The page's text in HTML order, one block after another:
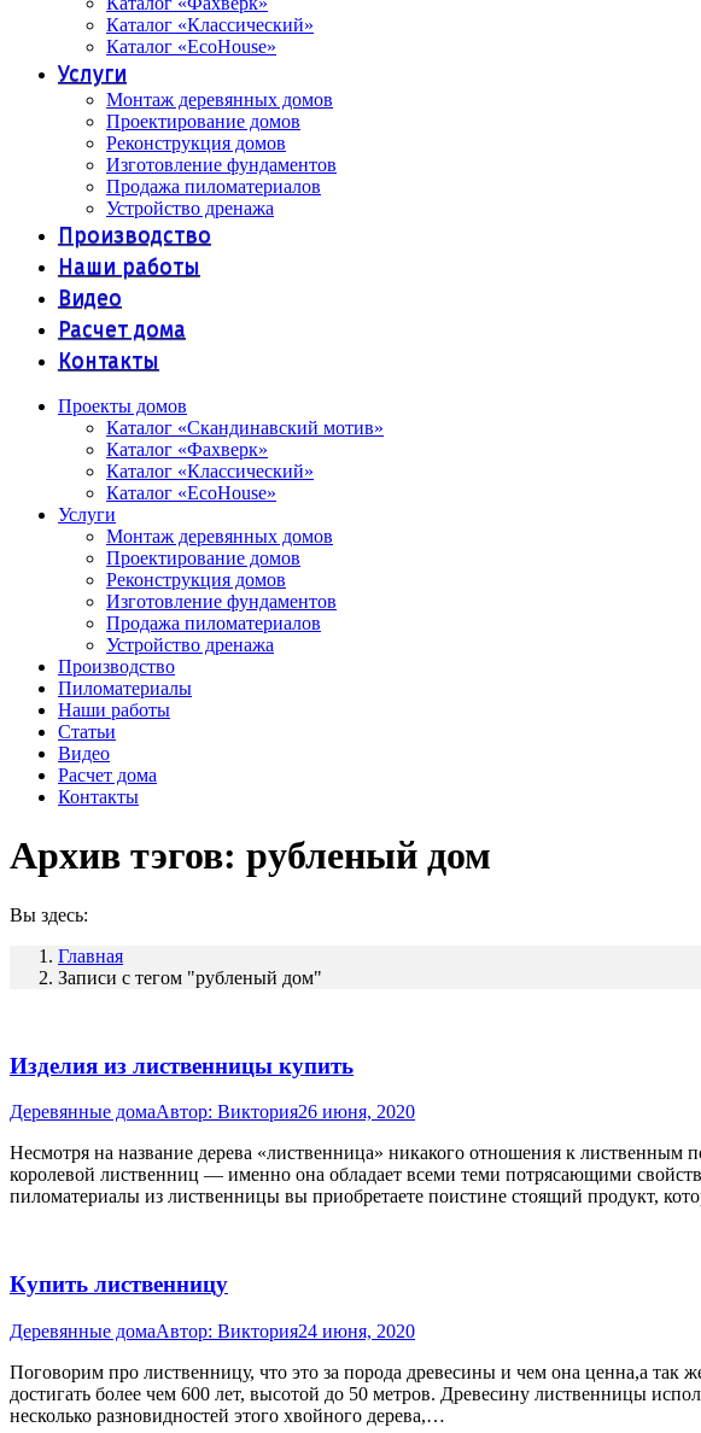
Каталог «Классический»
Каталог «EcoHouse»
Услуги
Монтаж деревянных домов
Проектирование домов
Реконструкция домов
Изготовление фундаментов
Продажа пиломатериалов
Устройство дренажа
Производство
Наши работы
Видео
Расчет дома
Контакты
Проекты домов
Каталог «Скандинавский мотив»
Каталог «Фахверк»
Каталог «Классический»
Каталог «EcoHouse»
Услуги
Монтаж деревянных домов
Проектирование домов
Реконструкция домов
Изготовление фундаментов
Продажа пиломатериалов
Устройство дренажа
Производство
Пиломатериалы
Наши работы
Статьи
Видео
Расчет дома
Контакты
Архив тэгов: рубленый дом
Вы здесь:
Главная
Записи с тегом "рубленый дом"
Изделия из лиственницы купить
Деревянные домаАвтор: Виктория26 июня, 2020
Несмотря на название дерева «лиственница» никакого отношения к лиственным
королевой лиственниц — именно она обладает всеми теми потрясающими
пиломатериалы из лиственницы вы приобретаете поистине стоящий продукт,
Купить лиственницу
Деревянные домаАвтор: Виктория24 июня, 2020
Поговорим про лиственницу, что это за порода древесины и чем она ценна,а
достигать более чем 600 лет, высотой до 50 метров. Древесину лиственницы
несколько разновидностей этого хвойного дерева,…